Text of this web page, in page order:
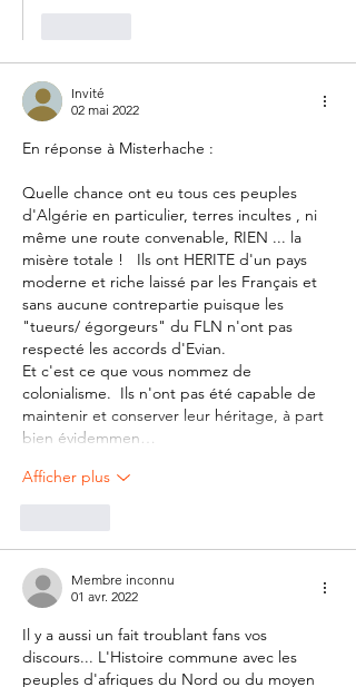
Invité
02 mai 2022
En réponse à Misterhache :
Quelle chance ont eu tous ces peuples
d'Algérie en particulier, terres incultes , ni
même une route convenable, RIEN ... la
misère totale !   Ils ont HERITE d'un pays
moderne et riche laissé par les Français et
sans aucune contrepartie puisque les
"tueurs/ égorgeurs" du FLN n'ont pas
respecté les accords d'Evian.
Et c'est ce que vous nommez de
colonialisme.  Ils n'ont pas été capable de
maintenir et conserver leur héritage, à part
bien évidemmen…
Afficher plus
Membre inconnu
01 avr. 2022
Il y a aussi un fait troublant fans vos
discours... L'Histoire commune avec les
peuples d'afriques du Nord ou du moyen